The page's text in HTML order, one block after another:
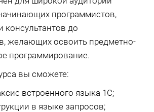
программистов,
консультантов до
желающих освоить предметно-
программирование.
вы сможете:
встроенного языка 1С;
в языке запросов;